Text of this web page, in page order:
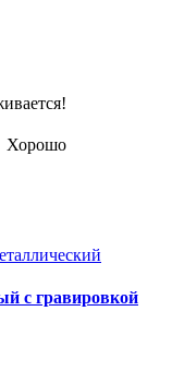
Хорошо
с гравировкой